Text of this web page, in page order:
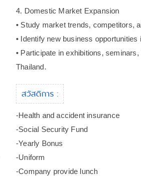
4. Domestic Market Expansion
• Study market trends, competitors,
• Identify new business opportunities
• Participate in exhibitions,
Thailand.
สวัสดิการ :
-Health and accident insurance
-Social Security Fund
-Yearly Bonus
-Uniform
-Company provide lunch